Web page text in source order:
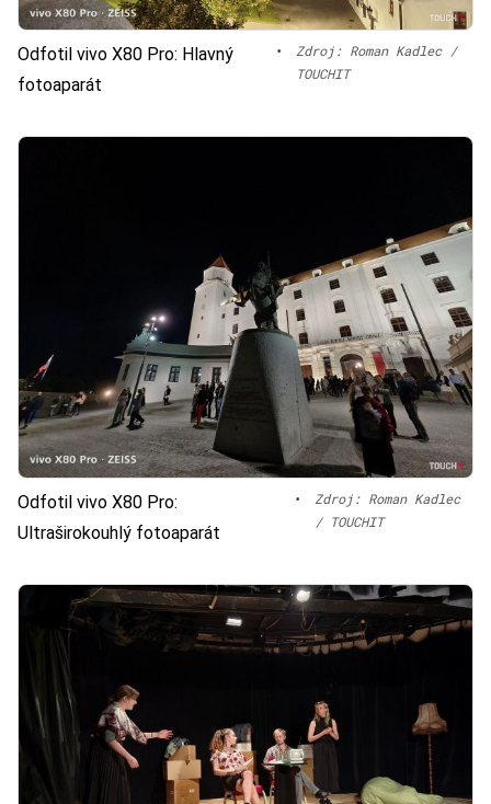
Odfotil vivo X80 Pro: Hlavný
fotoaparát
•
Zdroj: Roman Kadlec /
TOUCHIT
Odfotil vivo X80 Pro:
Ultraširokouhlý fotoaparát
•
Zdroj: Roman Kadlec
/ TOUCHIT